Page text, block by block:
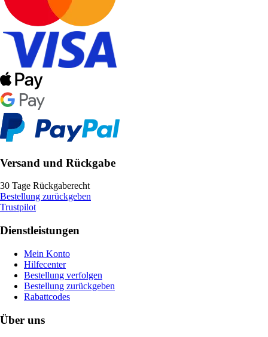
Versand und Rückgabe
30 Tage Rückgaberecht
Bestellung zurückgeben
Trustpilot
Dienstleistungen
Mein Konto
Hilfecenter
Bestellung verfolgen
Bestellung zurückgeben
Rabattcodes
Über uns